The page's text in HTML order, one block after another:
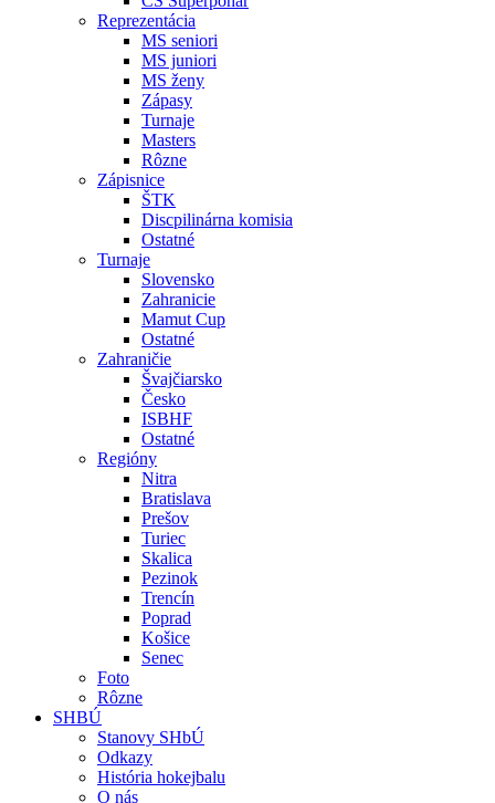
Reprezentácia
MS seniori
MS juniori
MS ženy
Zápasy
Turnaje
Masters
Rôzne
Zápisnice
ŠTK
Discpilinárna komisia
Ostatné
Turnaje
Slovensko
Zahranicie
Mamut Cup
Ostatné
Zahraničie
Švajčiarsko
Česko
ISBHF
Ostatné
Regióny
Nitra
Bratislava
Prešov
Turiec
Skalica
Pezinok
Trencín
Poprad
Košice
Senec
Foto
Rôzne
SHBÚ
Stanovy SHbÚ
Odkazy
História hokejbalu
O nás